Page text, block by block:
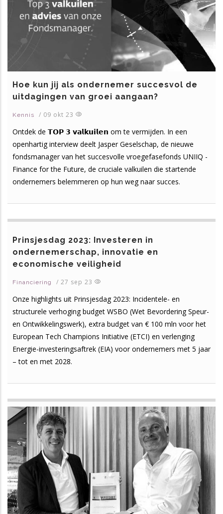
Hoe kun jij als ondernemer succesvol de
uitdagingen van groei aangaan?
Kennis / 09 okt 23
Ontdek de 𝗧𝗢𝗣 𝟯 𝘃𝗮𝗹𝗸𝘂𝗶𝗹𝗲𝗻 om te vermijden. In een
openhartig interview deelt Jasper Geselschap, de nieuwe
fondsmanager van het succesvolle vroegefasefonds UNIIQ -
Finance for the Future, de cruciale valkuilen die startende
ondernemers belemmeren op hun weg naar succes.
Prinsjesdag 2023: Investeren in
ondernemerschap, innovatie en
economische veiligheid
Financiering / 27 sep 23
Onze highlights uit Prinsjesdag 2023: Incidentele- en
structurele verhoging budget WSBO (Wet Bevordering Speur-
en Ontwikkelingswerk), extra budget van € 100 mln voor het
European Tech Champions Initiative (ETCI) en verlenging
Energie-investeringsaftrek (EIA) voor ondernemers met 5 jaar
– tot en met 2028.